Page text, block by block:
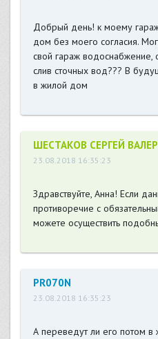
Добрый день! к моему
дом без моего согласия.
свой гараж водоснабжение,
слив сточных вод??? В
в жилой дом
ШЕСТАКОВ СЕРГЕЙ
23.08.2018 16:35:23
Здравствуйте, Анна! Если
противоречие с
можете осуществить
PR070N
23.08.2018 16:35:23
А переведут ли его потом в